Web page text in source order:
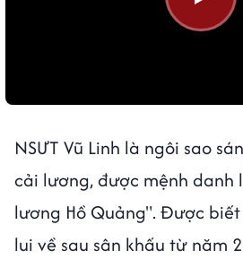
NSƯT Vũ Linh là ngôi sao
cải lương, được mệnh danh
lương Hồ Quảng". Được biết
lui về sau sân khấu từ năm